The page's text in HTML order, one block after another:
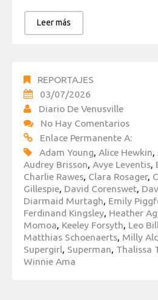
Leer más
REPORTAJES
03/07/2026
Diario De Venusville
No Hay Comentarios
Enlace Permanente A:
Adam Young, Alice Hewkin,
Audrey Brisson, Avye Leventis,
Charlie Rawes, Clara Rosager,
Gillespie, David Corenswet,
Diarmaid Murtagh, Emily
Ferdinand Kingsley, Heather
Momoa, Keeley Forsyth, Leo Bill
Matthias Schoenaerts, Milly
Supergirl, Superman, Thalissa
Winnie Ama